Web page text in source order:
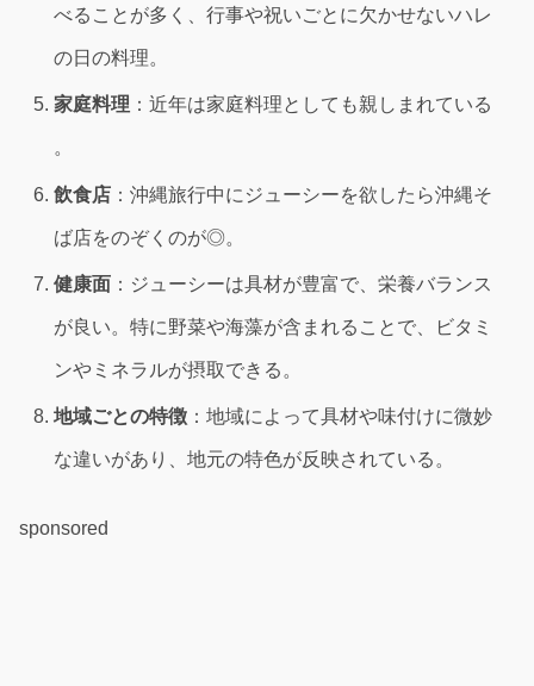
べることが多く、行事や祝いごとに欠かせないハレ
の日の料理。
家庭料理 ：近年は家庭料理としても親しまれている
。
飲食店 ：沖縄旅行中にジューシーを欲したら沖縄そ
ば店をのぞくのが◎。
健康面 ：ジューシーは具材が豊富で、栄養バランス
が良い。特に野菜や海藻が含まれることで、ビタミ
ンやミネラルが摂取できる。
地域ごとの特徴 ：地域によって具材や味付けに微妙
な違いがあり、地元の特色が反映されている。
sponsored